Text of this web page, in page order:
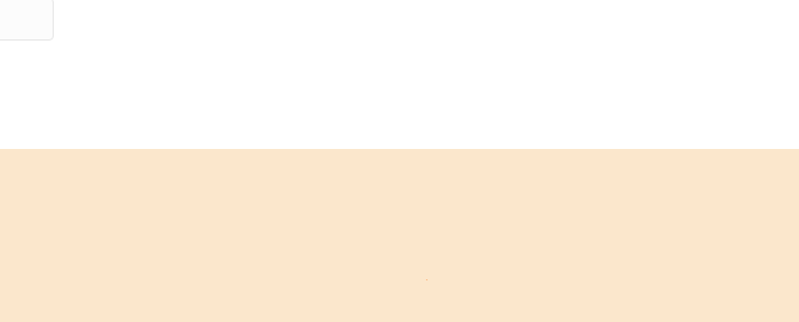
Volstrekt onpartijdig...